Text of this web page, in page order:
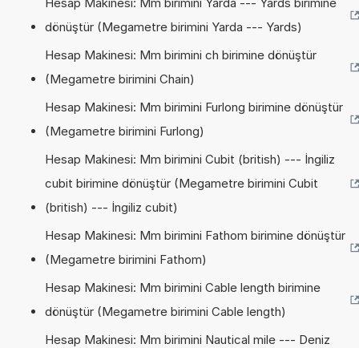
dönüştür (Megametre birimini Yarda --- Yards)
Hesap Makinesi: Mm birimini ch birimine dönüştür
(Megametre birimini Chain)
Hesap Makinesi: Mm birimini Furlong birimine dönüştür
(Megametre birimini Furlong)
Hesap Makinesi: Mm birimini Cubit (british) --- İngiliz
cubit birimine dönüştür (Megametre birimini Cubit
(british) --- İngiliz cubit)
Hesap Makinesi: Mm birimini Fathom birimine dönüştür
(Megametre birimini Fathom)
Hesap Makinesi: Mm birimini Cable length birimine
dönüştür (Megametre birimini Cable length)
Hesap Makinesi: Mm birimini Nautical mile --- Deniz